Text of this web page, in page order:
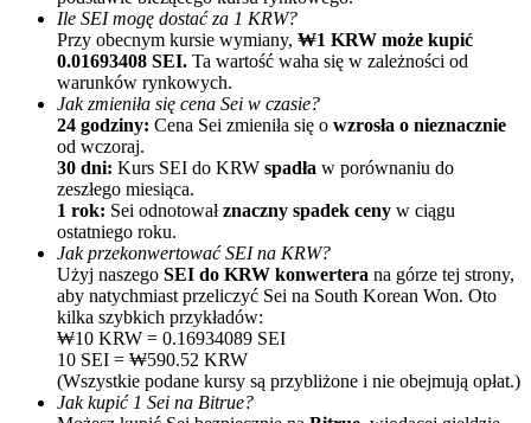
Polecaj
Zaproś przyjaciela, aby otrzymać nagrody pieniężne
BTC Welcome Rewards
Ile SEI mogę dostać za 1 KRW?
Przy obecnym kursie wymiany, ₩1 KRW może kupić
0.01693408 SEI. Ta wartość waha się w zależności od
warunków rynkowych.
Jak zmieniła się cena Sei w czasie?
24 godziny: Cena Sei zmieniła się o wzrosła o nieznacznie
od wczoraj.
30 dni: Kurs SEI do KRW spadła w porównaniu do
zeszłego miesiąca.
1 rok: Sei odnotowałznaczny spadek ceny w ciągu
ostatniego roku.
Jak przekonwertować SEI na KRW?
Użyj naszego SEI do KRW konwertera na górze tej strony,
aby natychmiast przeliczyć Sei na South Korean Won. Oto
kilka szybkich przykładów:
₩10 KRW = 0.16934089 SEI
10 SEI = ₩590.52 KRW
(Wszystkie podane kursy są przybliżone i nie obejmują opłat.)
Jak kupić 1 Sei na Bitrue?